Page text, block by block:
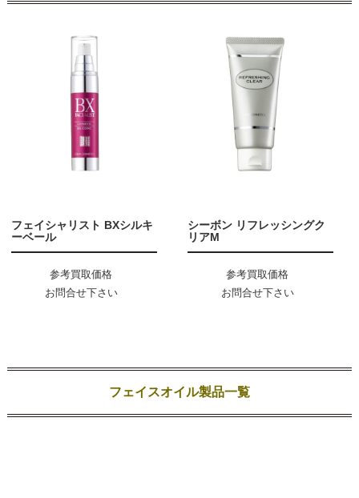
フェイシャリスト BXシルキ
ーベール
参考買取価格
お問合せ下さい
シーボン リフレッシングク
リアM
参考買取価格
お問合せ下さい
フェイスオイル製品一覧